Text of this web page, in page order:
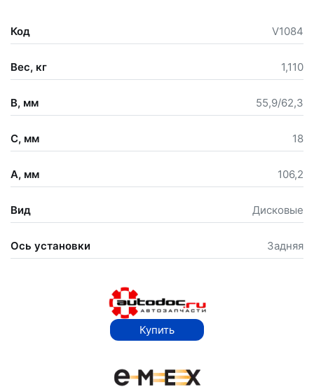
Код V1084
Вес, кг 1,110
B, мм 55,9/62,3
C, мм 18
A, мм 106,2
Вид Дисковые
Ось установки Задняя
Купить